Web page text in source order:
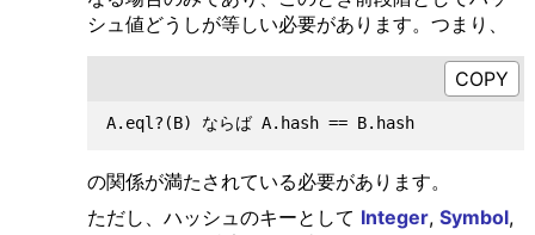
シュ値どうしが等しい必要があります。つまり、
A.eql?(B) ならば A.hash == B.hash
の関係が満たされている必要があります。
ただし、ハッシュのキーとして Integer, Symbol,